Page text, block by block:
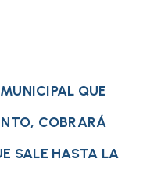
QUE
COBRARÁ
SALE HASTA LA